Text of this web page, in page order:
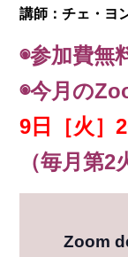
講師：チェ・ヨ
◉参加費無
◉今月の
9日［火］
（毎月第2
Zoom